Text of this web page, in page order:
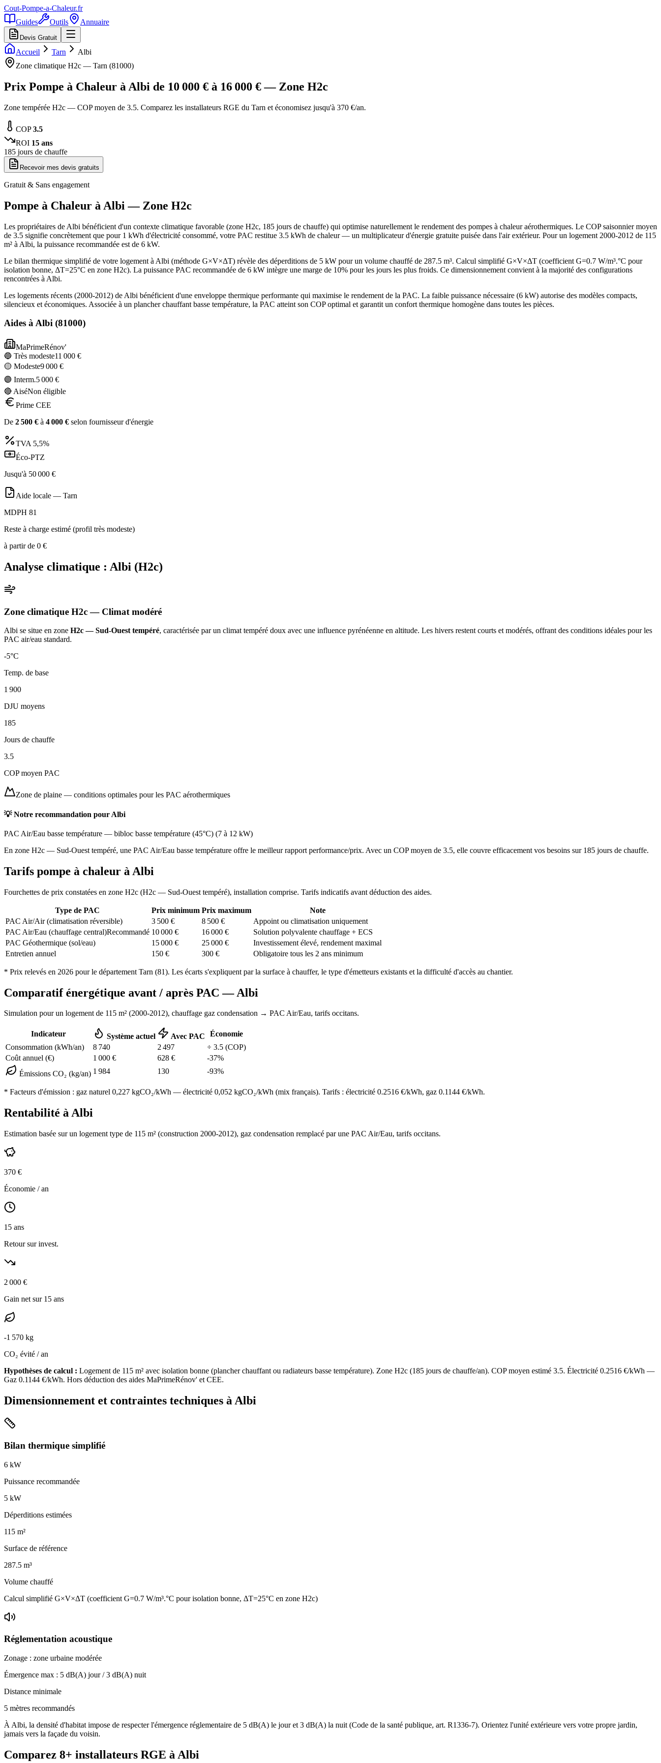
Cout-Pompe-a-Chaleur.fr
Guides
Outils Annuaire
Devis Gratuit
Accueil Tarn
Albi
Zone climatique H2c — Tarn (81000)
Prix Pompe à Chaleur à Albi de 10 000 € à 16 000 € — Zone H2c
Zone tempérée H2c — COP moyen de 3.5. Comparez les installateurs RGE du Tarn et économisez jusqu'à 370 €/an.
COP3.5
ROI 15 ans
185 jours de chauffe
Recevoir mes devis gratuits
Gratuit & Sans engagement
Pompe à Chaleur à Albi — Zone H2c
Les propriétaires de Albi bénéficient d'un contexte climatique favorable (zone H2c, 185 jours de chauffe) qui optimise naturellement le rendement des pompes à chaleur aérothermiques. Le COP saisonnier moyen
de 3.5 signifie concrètement que pour 1 kWh d'électricité consommé, votre PAC restitue 3.5 kWh de chaleur — un multiplicateur d'énergie gratuite puisée dans l'air extérieur. Pour un logement 2000-2012 de 115
m² à Albi, la puissance recommandée est de 6 kW.
Le bilan thermique simplifié de votre logement à Albi (méthode G×V×ΔT) révèle des déperditions de 5 kW pour un volume chauffé de 287.5 m³. Calcul simplifié G×V×ΔT (coefficient G=0.7 W/m³.°C pour
isolation bonne, ΔT=25°C en zone H2c). La puissance PAC recommandée de 6 kW intègre une marge de 10% pour les jours les plus froids. Ce dimensionnement convient à la majorité des configurations
rencontrées à Albi.
Les logements récents (2000-2012) de Albi bénéficient d'une enveloppe thermique performante qui maximise le rendement de la PAC. La faible puissance nécessaire (6 kW) autorise des modèles compacts,
silencieux et économiques. Associée à un plancher chauffant basse température, la PAC atteint son COP optimal et garantit un confort thermique homogène dans toutes les pièces.
Aides àAlbi (81000)
MaPrimeRénov'
🔵 Très modeste11 000 €
🟡 Modeste9 000 €
🟣 Interm.5 000 €
🔴 AiséNon éligible
Prime CEE
De 2 500 € à 4 000 € selon fournisseur d'énergie
TVA 5,5%
Éco-PTZ
Jusqu'à 50 000 €
Aide locale — Tarn
MDPH 81
Reste à charge estimé (profil très modeste)
à partir de 0 €
Analyse climatique : Albi (H2c)
Zone climatique H2c— Climat modéré
Albi se situe en zone H2c — Sud-Ouest tempéré, caractérisée par un climat tempéré doux avec une influence pyrénéenne en altitude. Les hivers restent courts et modérés, offrant des conditions idéales pour les
PAC air/eau standard.
-5°C
Temp. de base
1 900
DJU moyens
185
Jours de chauffe
3.5
COP moyen PAC
Zone de plaine — conditions optimales pour les PAC aérothermiques
💡 Notre recommandation pour Albi
PAC Air/Eau basse température — bibloc basse température (45°C) (7 à 12 kW)
En zone H2c — Sud-Ouest tempéré, une PAC Air/Eau basse température offre le meilleur rapport performance/prix. Avec un COP moyen de 3.5, elle couvre efficacement vos besoins sur 185 jours de chauffe.
Tarifs pompe à chaleur à Albi
Fourchettes de prix constatées en zone H2c (H2c — Sud-Ouest tempéré), installation comprise. Tarifs indicatifs avant déduction des aides.
Type de PAC Prix minimum Prix maximum
Note
PAC Air/Air (climatisation réversible)
3 500 € 8 500 €
Appoint ou climatisation uniquement
PAC Air/Eau (chauffage central)Recommandé 10 000 € 16 000 €
Solution polyvalente chauffage + ECS
PAC Géothermique (sol/eau)
15 000 € 25 000 €
Investissement élevé, rendement maximal
Entretien annuel
150 € 300 € Obligatoire tous les 2 ans minimum
* Prix relevés en 2026 pour le département Tarn (81). Les écarts s'expliquent par la surface à chauffer, le type d'émetteurs existants et la difficulté d'accès au chantier.
Comparatif énergétique avant / après PAC —Albi
Simulation pour un logement de 115 m² (2000-2012), chauffage gaz condensation → PAC Air/Eau, tarifs occitans.
Indicateur Système actuel Avec PAC
Économie
Consommation (kWh/an)
8 740 2 497 ÷ 3.5 (COP)
Coût annuel (€)
1 000 € 628 € -37%
Émissions CO₂ (kg/an) 1 984 130 -93%
* Facteurs d'émission : gaz naturel 0,227 kgCO₂/kWh — électricité 0,052 kgCO₂/kWh (mix français). Tarifs : électricité 0.2516 €/kWh, gaz 0.1144 €/kWh.
Rentabilité àAlbi
Estimation basée sur un logement type de 115 m² (construction 2000-2012), gaz condensation remplacé par une PAC Air/Eau, tarifs occitans.
370 €
Économie / an
15 ans
Retour sur invest.
2 000 €
Gain net sur 15 ans
-1 570 kg
CO₂ évité / an
Hypothèses de calcul : Logement de 115 m² avec isolation bonne (plancher chauffant ou radiateurs basse température). Zone H2c (185 jours de chauffe/an). COP moyen estimé 3.5. Électricité 0.2516 €/kWh —
Gaz 0.1144 €/kWh. Hors déduction des aides MaPrimeRénov' et CEE.
Dimensionnement et contraintes techniques à Albi
Bilan thermique simplifié
6 kW
Puissance recommandée
5 kW
Déperditions estimées
115 m²
Surface de référence
287.5 m³
Volume chauffé
Calcul simplifié G×V×ΔT (coefficient G=0.7 W/m³.°C pour isolation bonne, ΔT=25°C en zone H2c)
Réglementation acoustique
Zonage : zone urbaine modérée
Émergence max : 5 dB(A) jour /3 dB(A) nuit
Distance minimale
5 mètres recommandés
À Albi, la densité d'habitat impose de respecter l'émergence réglementaire de 5 dB(A) le jour et 3 dB(A) la nuit (Code de la santé publique, art. R1336-7). Orientez l'unité extérieure vers votre propre jardin,
jamais vers la façade du voisin.
Comparez 8+ installateurs RGE à Albi